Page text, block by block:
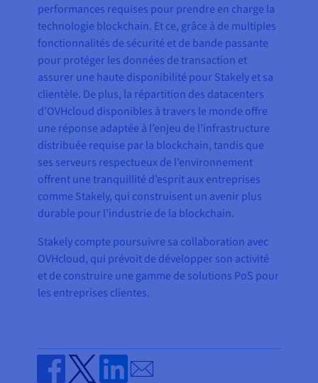
performances requises pour prendre en charge la
technologie blockchain. Et ce, grâce à de multiples
fonctionnalités de sécurité et de bande passante
pour protéger les données de transaction et
assurer une haute disponibilité pour Stakely et sa
clientèle. De plus, la répartition des datacenters
d’OVHcloud disponibles à travers le monde offre
une réponse adaptée à l’enjeu de l’infrastructure
distribuée requise par la blockchain, tandis que
ses serveurs respectueux de l’environnement
offrent une tranquillité d’esprit aux entreprises
comme Stakely, qui construisent un avenir plus
durable pour l’industrie de la blockchain.
Stakely compte poursuivre sa collaboration avec
OVHcloud, qui prévoit de développer son activité
et de construire une gamme de solutions PoS pour
les entreprises clientes.
Send by email